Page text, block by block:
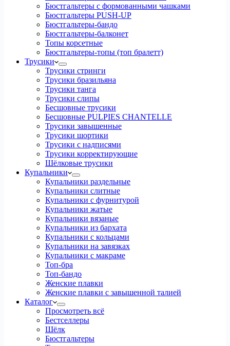
Бюстгальтеры с формованными чашками
Бюстгальтеры PUSH-UP
Бюстгальтеры-бандо
Бюстгальтеры-балконет
Топы корсетные
Бюстгальтеры-топы (топ бралетт)
Трусики
Трусики стринги
Трусики бразильяна
Трусики танга
Трусики слипы
Бесшовные трусики
Бесшовные PULPIES CHANTELLE
Трусики завышенные
Трусики шортики
Трусики с надписями
Трусики корректирующие
Шёлковые трусики
Купальники
Купальники раздельные
Купальники слитные
Купальники с фурнитурой
Купальники жатые
Купальники вязаные
Купальники из бархата
Купальники с кольцами
Купальники на завязках
Купальники с макраме
Топ-бра
Топ-бандо
Женские плавки
Женские плавки с завышенной талией
Каталог
Просмотреть всё
Бестселлеры
Шёлк
Бюстгальтеры